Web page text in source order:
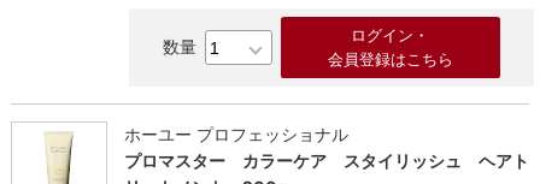
ログイン・
会員登録はこちら
ホーユー プロフェッショナル
プロマスター カラーケア スタイリッシュ ヘアト